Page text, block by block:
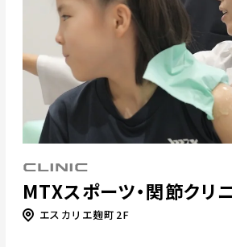
CLINIC
MTXスポーツ・関節クリ
エスカリエ麹町2F